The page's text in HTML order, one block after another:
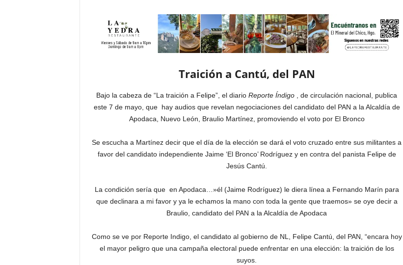
Traición a Cantú, del PAN
Bajo la cabeza de “La traición a Felipe”, el diario Reporte Índigo , de circulación nacional, publica
este 7 de mayo, que hay audios que revelan negociaciones del candidato del PAN a la Alcaldía de
Apodaca, Nuevo León, Braulio Martínez, promoviendo el voto por El Bronco
Se escucha a Martínez decir que el día de la elección se dará el voto cruzado entre sus militantes a
favor del candidato independiente Jaime ‘El Bronco’ Rodríguez y en contra del panista Felipe de
Jesús Cantú.
La condición sería que en Apodaca…»él (Jaime Rodríguez) le diera línea a Fernando Marín para
que declinara a mi favor y ya le echamos la mano con toda la gente que traemos» se oye decir a
Braulio, candidato del PAN a la Alcaldía de Apodaca
Como se ve por Reporte Indigo, el candidato al gobierno de NL, Felipe Cantú, del PAN, “encara hoy
el mayor peligro que una campaña electoral puede enfrentar en una elección: la traición de los
suyos.